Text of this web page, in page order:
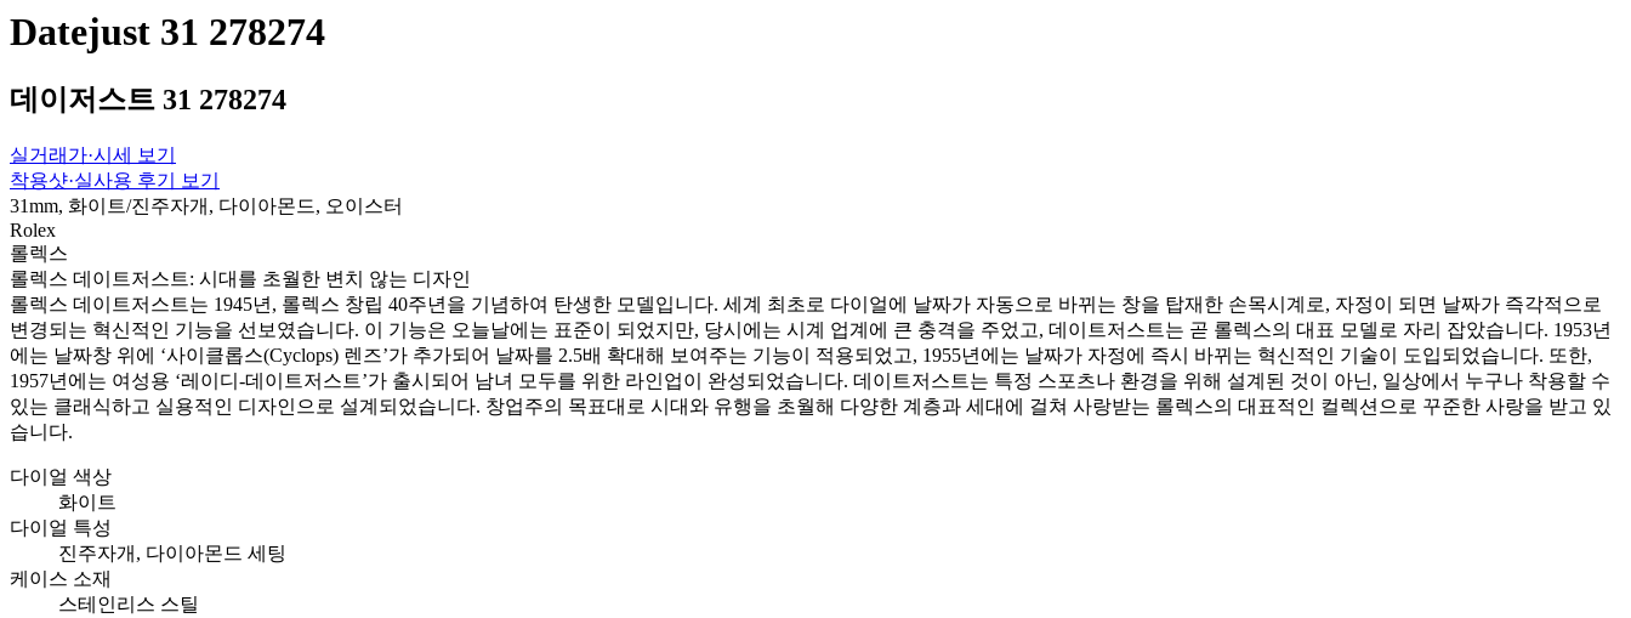
Datejust 31 278274
데이저스트 31 278274
실거래가·시세 보기
착용샷·실사용 후기 보기
31mm, 화이트/진주자개, 다이아몬드, 오이스터
Rolex
롤렉스
롤렉스 데이트저스트: 시대를 초월한 변치 않는 디자인
롤렉스 데이트저스트는 1945년, 롤렉스 창립 40주년을 기념하여 탄생한 모델입니다. 세계 최초로 다이얼에 날짜가 자동으로 바뀌는 창을 탑재한 손목시계로, 자정이 되면 날짜가 즉각적으로
변경되는 혁신적인 기능을 선보였습니다. 이 기능은 오늘날에는 표준이 되었지만, 당시에는 시계 업계에 큰 충격을 주었고, 데이트저스트는 곧 롤렉스의 대표 모델로 자리 잡았습니다. 1953년
에는 날짜창 위에 ‘사이클롭스(Cyclops) 렌즈’가 추가되어 날짜를 2.5배 확대해 보여주는 기능이 적용되었고, 1955년에는 날짜가 자정에 즉시 바뀌는 혁신적인 기술이 도입되었습니다. 또한,
1957년에는 여성용 ‘레이디-데이트저스트’가 출시되어 남녀 모두를 위한 라인업이 완성되었습니다. 데이트저스트는 특정 스포츠나 환경을 위해 설계된 것이 아닌, 일상에서 누구나 착용할 수
있는 클래식하고 실용적인 디자인으로 설계되었습니다. 창업주의 목표대로 시대와 유행을 초월해 다양한 계층과 세대에 걸쳐 사랑받는 롤렉스의 대표적인 컬렉션으로 꾸준한 사랑을 받고 있
습니다.
다이얼 색상
화이트
다이얼 특성
진주자개, 다이아몬드 세팅
케이스 소재
스테인리스 스틸